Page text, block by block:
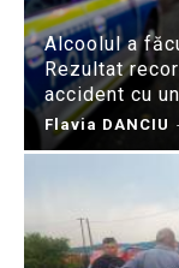
Alcoolul a
Rezultat
accident cu
Flavia DANCIU